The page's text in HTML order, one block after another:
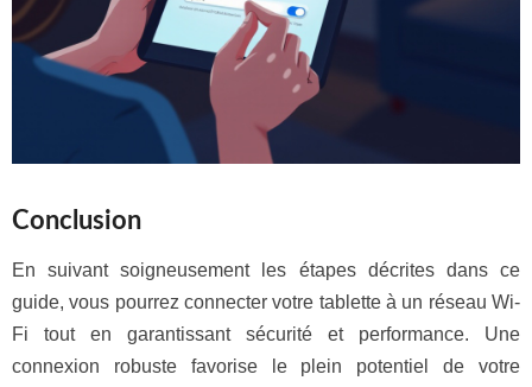
Conclusion
En suivant soigneusement les étapes décrites dans ce
guide, vous pourrez connecter votre tablette à un réseau Wi-
Fi tout en garantissant sécurité et performance. Une
connexion robuste favorise le plein potentiel de votre